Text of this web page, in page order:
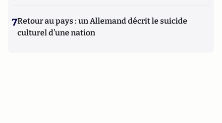
7Retour au pays : un Allemand décrit le suicide
culturel d’une nation